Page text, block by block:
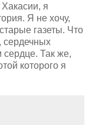
я
Я не хочу,
газеты. Что
сердечных
Так же,
которого я